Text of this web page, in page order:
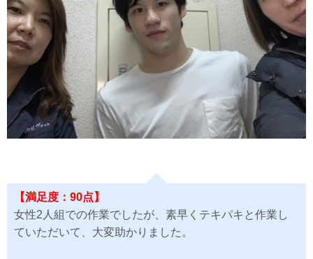
【満足度：90点】
女性2人組での作業でしたが、素早くテキパキと作業し
ていただいて、大変助かりました。